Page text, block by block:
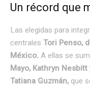
Un récord que
Las elegidas para
centrales Tori Penso,
México. A ellas se
Mayo, Kathryn
Tatiana Guzmán, que